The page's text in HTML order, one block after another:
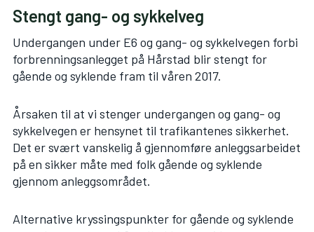
Stengt gang- og sykkelveg
Undergangen under E6 og gang- og sykkelvegen forbi
forbrenningsanlegget på Hårstad blir stengt for
gående og syklende fram til våren 2017.
Årsaken til at vi stenger undergangen og gang- og
sykkelvegen er hensynet til trafikantenes sikkerhet.
Det er svært vanskelig å gjennomføre anleggsarbeidet
på en sikker måte med folk gående og syklende
gjennom anleggsområdet.
Alternative kryssingspunkter for gående og syklende